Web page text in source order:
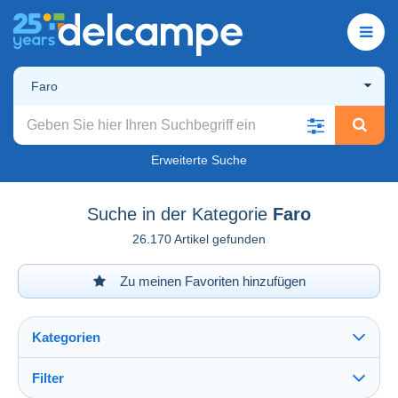
Faro
Erweiterte Suche
Suche in der Kategorie Faro
26.170 Artikel gefunden
Zu meinen Favoriten hinzufügen
Kategorien
Filter